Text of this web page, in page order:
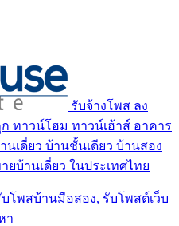
รับจ้างโพส ลง
ทาวน์โฮม ทาวน์เฮ้าส์ อาคาร
เดี่ยว บ้านชั้นเดียว บ้านสอง
บ้านเดี่ยว ในประเทศไทย
โพสบ้านมือสอง, รับโพสต์เว็บ
า